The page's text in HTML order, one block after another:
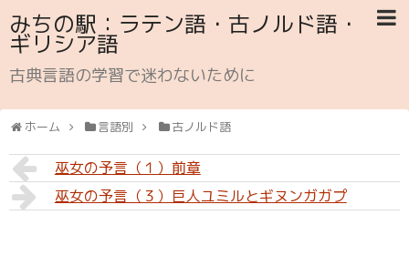
みちの駅：ラテン語・古ノルド語・
ギリシア語
古典言語の学習で迷わないために
ホーム 言語別 古ノルド語
巫女の予言（１）前章
巫女の予言（３）巨人ユミルとギヌンガガプ